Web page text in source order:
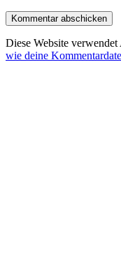
Diese Website
wie deine